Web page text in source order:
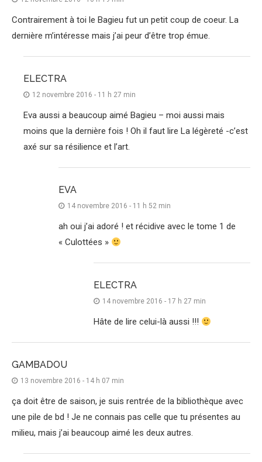
Contrairement à toi le Bagieu fut un petit coup de coeur. La
dernière m’intéresse mais j’ai peur d’être trop émue.
ELECTRA
12 novembre 2016 - 11 h 27 min
Eva aussi a beaucoup aimé Bagieu – moi aussi mais
moins que la dernière fois ! Oh il faut lire La légèreté -c’est
axé sur sa résilience et l’art.
EVA
14 novembre 2016 - 11 h 52 min
ah oui j’ai adoré ! et récidive avec le tome 1 de
« Culottées »
ELECTRA
14 novembre 2016 - 17 h 27 min
Hâte de lire celui-là aussi !!!
GAMBADOU
13 novembre 2016 - 14 h 07 min
ça doit être de saison, je suis rentrée de la bibliothèque avec
une pile de bd ! Je ne connais pas celle que tu présentes au
milieu, mais j’ai beaucoup aimé les deux autres.